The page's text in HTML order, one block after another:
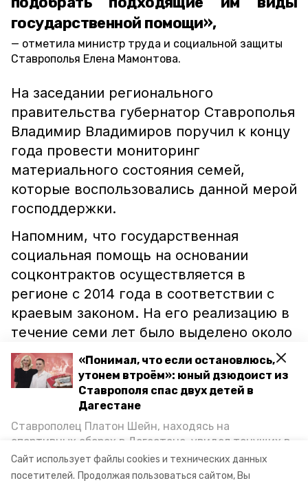
Сайт использует файлы cookies и технических данных
посетителей. Продолжая пользоваться сайтом, Вы
«Понимал, что если остановлюсь,
утонем втроём»: юный дзюдоист из
Ставрополя спас двух детей в
Дагестане
Ставрополец Платон Шейн, находясь на
спортивных сборах в Дегестане, увидел тонущих в
Каспийском море детей и бросился на помощь. По
возвращении домой, отважного мальчика
государственной помощи»,
отметила министр труда и социальной защиты
Ставрополья Елена Мамонтова.
На заседании регионального
правительства губернатор Ставрополья
Владимир Владимиров поручил к концу
года провести мониторинг
материального состояния семей,
которые воспользовались данной мерой
господдержки.
Напомним, что государственная
социальная помощь на основании
соцконтрактов осуществляется в
регионе с 2014 года в соответствии с
краевым законом. На его реализацию в
течение семи лет было выделено около
45 миллионов рублей. Средства
поступили из регионального бюджета.
ставропольский край
владимир владимиров елена мамонтова
соцконтракт